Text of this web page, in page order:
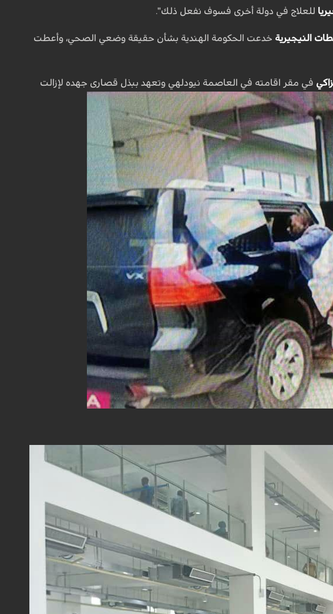
للعلاج في دولة أخرى فسوف نفعل ذلك".
النيجيرية خدعت الحكومة الهندية بشأن حقيقة وضعي الصحي، وأعطت
في مقر اقامته في العاصمة نيودلهي وتعهد ببذل قصارى جهده لإزالت